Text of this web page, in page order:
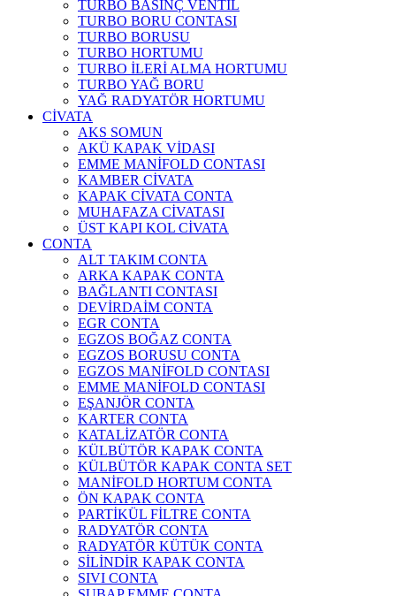
TURBO BASINÇ VENTİL
TURBO BORU CONTASI
TURBO BORUSU
TURBO HORTUMU
TURBO İLERİ ALMA HORTUMU
TURBO YAĞ BORU
YAĞ RADYATÖR HORTUMU
CİVATA
AKS SOMUN
AKÜ KAPAK VİDASI
EMME MANİFOLD CONTASI
KAMBER CİVATA
KAPAK CİVATA CONTA
MUHAFAZA CİVATASI
ÜST KAPI KOL CİVATA
CONTA
ALT TAKIM CONTA
ARKA KAPAK CONTA
BAĞLANTI CONTASI
DEVİRDAİM CONTA
EGR CONTA
EGZOS BOĞAZ CONTA
EGZOS BORUSU CONTA
EGZOS MANİFOLD CONTASI
EMME MANİFOLD CONTASI
EŞANJÖR CONTA
KARTER CONTA
KATALİZATÖR CONTA
KÜLBÜTÖR KAPAK CONTA
KÜLBÜTÖR KAPAK CONTA SET
MANİFOLD HORTUM CONTA
ÖN KAPAK CONTA
PARTİKÜL FİLTRE CONTA
RADYATÖR CONTA
RADYATÖR KÜTÜK CONTA
SİLİNDİR KAPAK CONTA
SIVI CONTA